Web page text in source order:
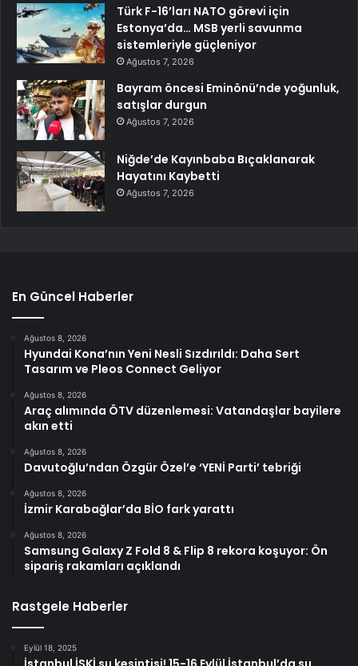
Türk F-16’ları NATO görevi için
Estonya’da… MSB yerli savunma
sistemleriyle güçleniyor
Ağustos 7, 2026
Bayram öncesi Eminönü’nde yoğunluk,
satışlar durgun
Ağustos 7, 2026
Niğde’de Kayınbaba Bıçaklanarak
Hayatını Kaybetti
Ağustos 7, 2026
En Güncel Haberler
Ağustos 8, 2026
Hyundai Kona’nın Yeni Nesli Sızdırıldı: Daha Sert
Tasarım ve Pleos Connect Geliyor
Ağustos 8, 2026
Araç alımında ÖTV düzenlemesi: Vatandaşlar bayilere
akın etti
Ağustos 8, 2026
Davutoğlu’ndan Özgür Özel’e ‘YENİ Parti’ tebriği
Ağustos 8, 2026
İzmir Karabağlar’da BİO fark yarattı
Ağustos 8, 2026
Samsung Galaxy Z Fold 8 & Flip 8 rekora koşuyor: Ön
sipariş rakamları açıklandı
Rastgele Haberler
Eylül 18, 2025